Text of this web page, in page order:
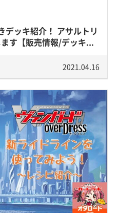
デッキ紹介！ アサルトリ
す【販売情報/デッキ...
2021.04.16